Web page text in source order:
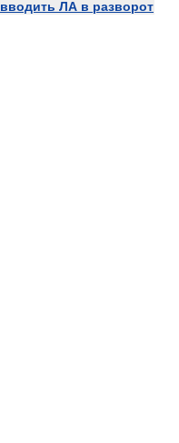
вводить ЛА в разворот